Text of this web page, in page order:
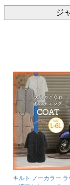
ジ
キルト ノーカラー